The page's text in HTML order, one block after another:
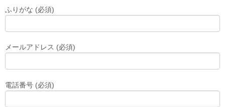
ふりがな (必須)
メールアドレス (必須)
電話番号 (必須)